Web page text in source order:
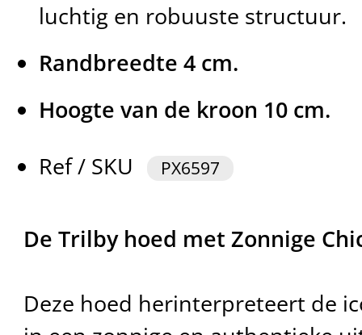
luchtig en robuuste structuur.
Randbreedte 4 cm.
Hoogte van de kroon 10 cm.
Ref / SKU
PX6597
De Trilby hoed met Zonnige
Deze hoed herinterpreteert de